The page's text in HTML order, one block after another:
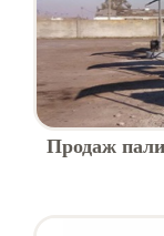
Продаж